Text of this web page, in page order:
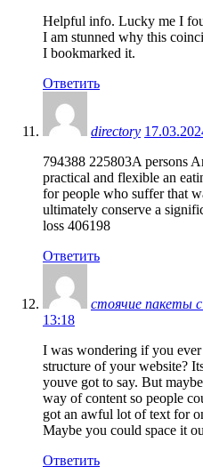
Helpful info. Lucky me I
I am stunned why this
I bookmarked it.
Ответить
directory
794388 225803A persons
practical and flexible an
for people who suffer that
ultimately conserve a
loss 406198
Ответить
стоячие пакеты
13:18
I was wondering if you
structure of your website?
youve got to say. But
way of content so people
got an awful lot of text for
Maybe you could space it
Ответить